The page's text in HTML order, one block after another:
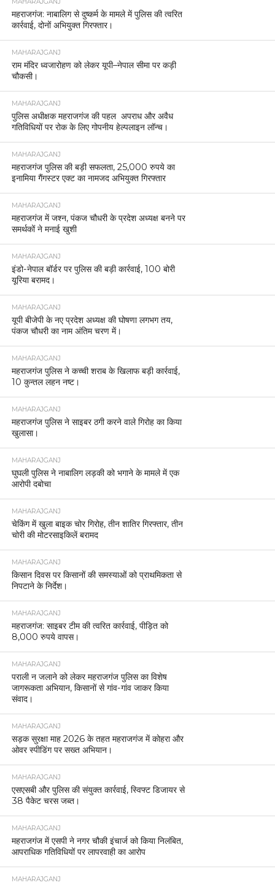
महराजगंज: नाबालिग से दुष्कर्म के मामले में पुलिस की त्वरित
कार्रवाई, दोनों अभियुक्त गिरफ्तार।
MAHARAJGANJ
राम मंदिर ध्वजारोहण को लेकर यूपी–नेपाल सीमा पर कड़ी
चौकसी।
MAHARAJGANJ
पुलिस अधीक्षक महराजगंज की पहल अपराध और अवैध
गतिविधियों पर रोक के लिए गोपनीय हेल्पलाइन लॉन्च।
MAHARAJGANJ
महराजगंज पुलिस की बड़ी सफलता, 25,000 रुपये का
इनामिया गैंगस्टर एक्ट का नामजद अभियुक्त गिरफ्तार
MAHARAJGANJ
महराजगंज में जश्न, पंकज चौधरी के प्रदेश अध्यक्ष बनने पर
समर्थकों ने मनाई खुशी
MAHARAJGANJ
इंडो-नेपाल बॉर्डर पर पुलिस की बड़ी कार्रवाई, 100 बोरी
यूरिया बरामद।
MAHARAJGANJ
यूपी बीजेपी के नए प्रदेश अध्यक्ष की घोषणा लगभग तय,
पंकज चौधरी का नाम अंतिम चरण में।
MAHARAJGANJ
महराजगंज पुलिस ने कच्ची शराब के खिलाफ बड़ी कार्रवाई,
10 कुन्तल लहन नष्ट।
MAHARAJGANJ
महराजगंज पुलिस ने साइबर ठगी करने वाले गिरोह का किया
खुलासा।
MAHARAJGANJ
घुघली पुलिस ने नाबालिग लड़की को भगाने के मामले में एक
आरोपी दबोचा
MAHARAJGANJ
चेकिंग में खुला बाइक चोर गिरोह, तीन शातिर गिरफ्तार, तीन
चोरी की मोटरसाइकिलें बरामद
MAHARAJGANJ
किसान दिवस पर किसानों की समस्याओं को प्राथमिकता से
निपटाने के निर्देश।
MAHARAJGANJ
महराजगंज: साइबर टीम की त्वरित कार्रवाई, पीड़ित को
8,000 रुपये वापस।
MAHARAJGANJ
पराली न जलाने को लेकर महराजगंज पुलिस का विशेष
जागरूकता अभियान, किसानों से गांव-गांव जाकर किया
संवाद।
MAHARAJGANJ
सड़क सुरक्षा माह 2026 के तहत महराजगंज में कोहरा और
ओवर स्पीडिंग पर सख्त अभियान।
MAHARAJGANJ
एसएसबी और पुलिस की संयुक्त कार्रवाई, स्विफ्ट डिजायर से
38 पैकेट चरस जब्त।
MAHARAJGANJ
महराजगंज में एसपी ने नगर चौकी इंचार्ज को किया निलंबित,
आपराधिक गतिविधियों पर लापरवाही का आरोप
MAHARAJGANJ